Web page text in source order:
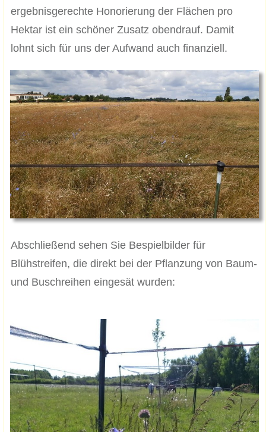
ergebnisgerechte Honorierung der Flächen pro
Hektar ist ein schöner Zusatz obendrauf. Damit
lohnt sich für uns der Aufwand auch finanziell.
Abschließend sehen Sie Bespielbilder für
Blühstreifen, die direkt bei der Pflanzung von Baum-
und Buschreihen eingesät wurden: